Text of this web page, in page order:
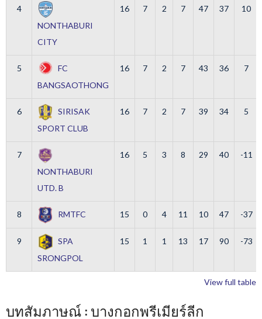
4
NONTHABURI
CITY
16 7 2 7 47 37 10
5
FC
BANGSAOTHONG
16 7 2 7 43 36 7
6
SIRISAK
SPORT CLUB
16 7 2 7 39 34 5
7
NONTHABURI
UTD. B
16 5 3 8 29 40 -11
8 RMTFC 15 0 4 11 10 47 -37
9
SPA
SRONGPOL
15 1 1 13 17 90 -73
View full table
บทสัมภาษณ์ : บางกอกพรีเมียร์ลีก